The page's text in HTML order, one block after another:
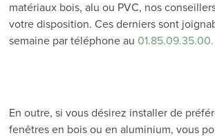
matériaux bois, alu ou PVC, nos
votre disposition. Ces derniers sont
semaine par téléphone au01.85.09.35.00.
En outre, si vous désirez installer de
fenêtres en bois ou en aluminium, vous